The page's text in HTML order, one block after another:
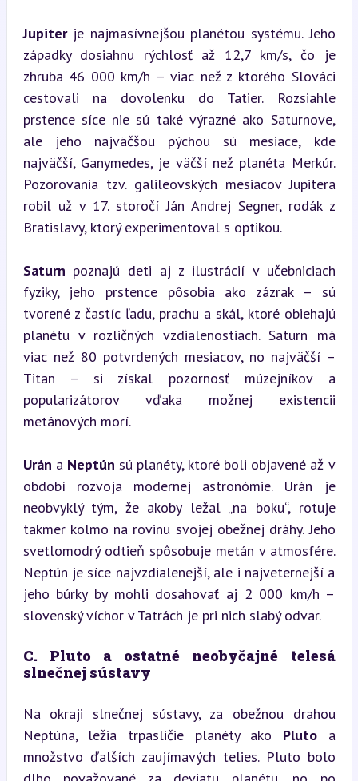
Jupiter je najmasívnejšou planétou systému. Jeho
západky dosiahnu rýchlosť až 12,7 km/s, čo je
zhruba 46 000 km/h – viac než z ktorého Slováci
cestovali na dovolenku do Tatier. Rozsiahle
prstence síce nie sú také výrazné ako Saturnove,
ale jeho najväčšou pýchou sú mesiace, kde
najväčší, Ganymedes, je väčší než planéta Merkúr.
Pozorovania tzv. galileovských mesiacov Jupitera
robil už v 17. storočí Ján Andrej Segner, rodák z
Bratislavy, ktorý experimentoval s optikou.
Saturn poznajú deti aj z ilustrácií v učebniciach
fyziky, jeho prstence pôsobia ako zázrak – sú
tvorené z častíc ľadu, prachu a skál, ktoré obiehajú
planétu v rozličných vzdialenostiach. Saturn má
viac než 80 potvrdených mesiacov, no najväčší –
Titan – si získal pozornosť múzejníkov a
popularizátorov vďaka možnej existencii
metánových morí.
Urán a Neptún sú planéty, ktoré boli objavené až v
období rozvoja modernej astronómie. Urán je
neobvyklý tým, že akoby ležal „na boku“, rotuje
takmer kolmo na rovinu svojej obežnej dráhy. Jeho
svetlomodrý odtieň spôsobuje metán v atmosfére.
Neptún je síce najvzdialenejší, ale i najveternejší a
jeho búrky by mohli dosahovať aj 2 000 km/h –
slovenský víchor v Tatrách je pri nich slabý odvar.
C. Pluto a ostatné neobyčajné telesá
slnečnej sústavy
Na okraji slnečnej sústavy, za obežnou drahou
Neptúna, ležia trpasličie planéty ako Pluto a
množstvo ďalších zaujímavých telies. Pluto bolo